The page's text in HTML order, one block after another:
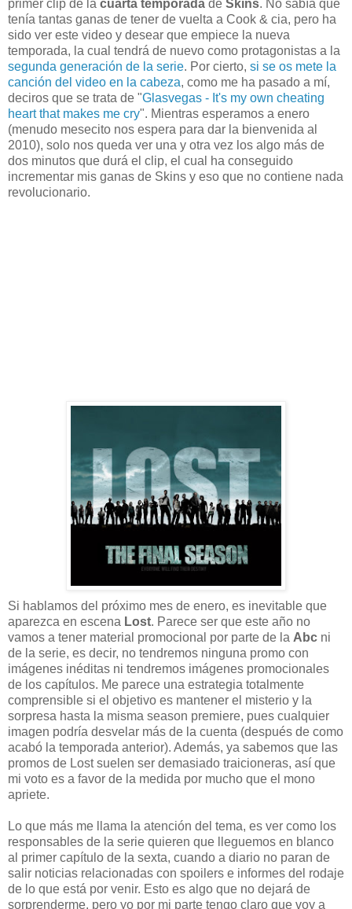
primer clip de la cuarta temporada de Skins. No sabía que
tenía tantas ganas de tener de vuelta a Cook & cia, pero ha
sido ver este video y desear que empiece la nueva
temporada, la cual tendrá de nuevo como protagonistas a la
segunda generación de la serie. Por cierto, si se os mete la
canción del video en la cabeza, como me ha pasado a mí,
deciros que se trata de "Glasvegas - It's my own cheating
heart that makes me cry". Mientras esperamos a enero
(menudo mesecito nos espera para dar la bienvenida al
2010), solo nos queda ver una y otra vez los algo más de
dos minutos que durá el clip, el cual ha conseguido
incrementar mis ganas de Skins y eso que no contiene nada
revolucionario.
Si hablamos del próximo mes de enero, es inevitable que
aparezca en escena Lost. Parece ser que este año no
vamos a tener material promocional por parte de la Abc ni
de la serie, es decir, no tendremos ninguna promo con
imágenes inéditas ni tendremos imágenes promocionales
de los capítulos. Me parece una estrategia totalmente
comprensible si el objetivo es mantener el misterio y la
sorpresa hasta la misma season premiere, pues cualquier
imagen podría desvelar más de la cuenta (después de como
acabó la temporada anterior). Además, ya sabemos que las
promos de Lost suelen ser demasiado traicioneras, así que
mi voto es a favor de la medida por mucho que el mono
apriete.
Lo que más me llama la atención del tema, es ver como los
responsables de la serie quieren que lleguemos en blanco
al primer capítulo de la sexta, cuando a diario no paran de
salir noticias relacionadas con spoilers e informes del rodaje
de lo que está por venir. Esto es algo que no dejará de
sorprenderme, pero yo por mi parte tengo claro que voy a